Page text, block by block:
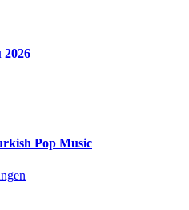
2026
Pop Music